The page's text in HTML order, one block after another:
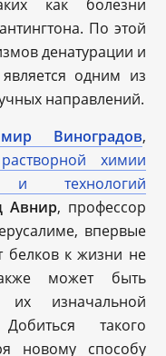
как болезни
По этой
денатурации и
одним из
направлений.
Виноградов,
химии
и технологий
Авнир, профессор
впервые
белков к жизни не
может быть
изначальной
такого
новому способу